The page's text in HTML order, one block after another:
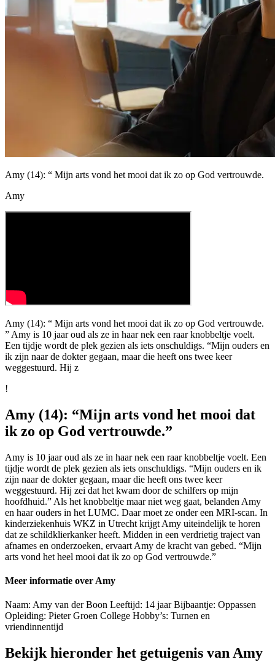
Amy (14): “ Mijn arts vond het mooi dat ik zo op God vertrouwde.
Amy
Amy (14): “ Mijn arts vond het mooi dat ik zo op God vertrouwde.
” Amy is 10 jaar oud als ze in haar nek een raar knobbeltje voelt.
Een tijdje wordt de plek gezien als iets onschuldigs. “Mijn ouders en
ik zijn naar de dokter gegaan, maar die heeft ons twee keer
weggestuurd. Hij z
!
Amy (14): “Mijn arts vond het mooi dat
ik zo op God vertrouwde.”
Amy is 10 jaar oud als ze in haar nek een raar knobbeltje voelt. Een
tijdje wordt de plek gezien als iets onschuldigs. “Mijn ouders en ik
zijn naar de dokter gegaan, maar die heeft ons twee keer
weggestuurd. Hij zei dat het kwam door de schilfers op mijn
hoofdhuid.” Als het knobbeltje maar niet weg gaat, belanden Amy
en haar ouders in het LUMC. Daar moet ze onder een MRI-scan. In
kinderziekenhuis WKZ in Utrecht krijgt Amy uiteindelijk te horen
dat ze schildklierkanker heeft. Midden in een verdrietig traject van
afnames en onderzoeken, ervaart Amy de kracht van gebed. “Mijn
arts vond het heel mooi dat ik zo op God vertrouwde.”
Meer informatie over Amy
Naam: Amy van der Boon Leeftijd: 14 jaar Bijbaantje: Oppassen
Opleiding: Pieter Groen College Hobby’s: Turnen en
vriendinnentijd
Bekijk hieronder het getuigenis van Amy